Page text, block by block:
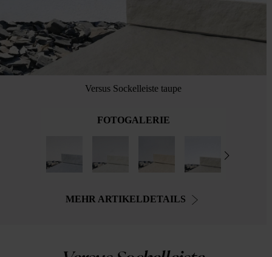
Versus Sockelleiste taupe
FOTOGALERIE
MEHR ARTIKELDETAILS